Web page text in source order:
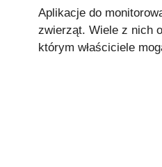
Aplikacje do
zwierząt. Wiele z nich
którym właściciele